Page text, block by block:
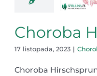
Choroba
17 listopada, 2023 |
Choroba